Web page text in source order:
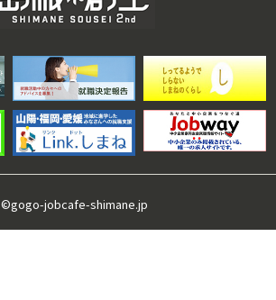
©gogo-jobcafe-shimane.jp